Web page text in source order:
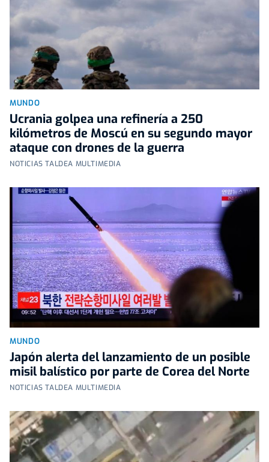
MUNDO
Ucrania golpea una refinería a 250
kilómetros de Moscú en su segundo mayor
ataque con drones de la guerra
NOTICIAS TALDEA MULTIMEDIA
MUNDO
Japón alerta del lanzamiento de un posible
misil balístico por parte de Corea del Norte
NOTICIAS TALDEA MULTIMEDIA